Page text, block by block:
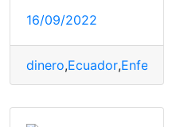
,Requisitos,salarios,Ser
16/09/2022
dinero,Ecuador,